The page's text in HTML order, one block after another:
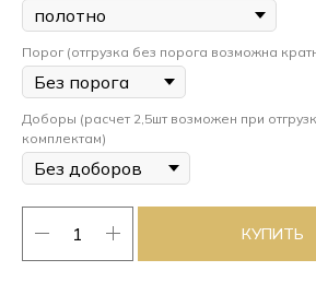
Порог (отгрузка без порога возможна
Доборы (расчет 2,5шт возможен при
комплектам)
КУПИТЬ